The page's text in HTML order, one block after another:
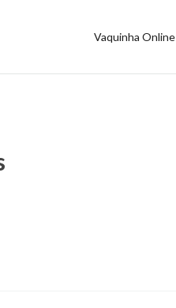
Vaquinha Online